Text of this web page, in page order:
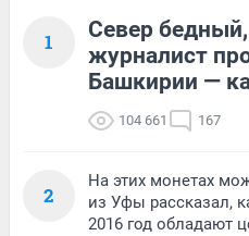
1
Север
журналист
Башкирии —
104 661 167
2
На этих монетах
из Уфы рассказал,
2016 год обладают